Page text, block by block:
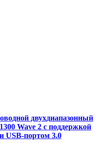
двухдиапазонный
Wave 2 с поддержкой
USB-портом 3.0